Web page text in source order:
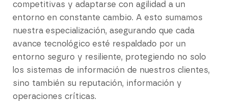
competitivas y adaptarse con agilidad a un
entorno en constante cambio. A esto sumamos
nuestra especialización, asegurando que cada
avance tecnológico esté respaldado por un
entorno seguro y resiliente, protegiendo no solo
los sistemas de información de nuestros clientes,
sino también su reputación, información y
operaciones críticas.